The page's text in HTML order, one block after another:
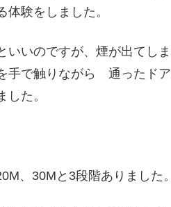
体験をしました。
いのですが、煙が出てし
手で触りながら 通ったド
た。
、30Mと3段階ありました。